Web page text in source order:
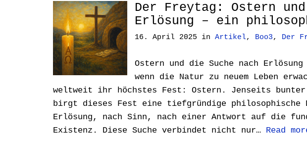
Der Freytag: Ostern
Erlösung – ein
16. April 2025 in Artikel, Boo3, Der
Ostern und die Suche nach
wenn die Natur zu neuem Leben
weltweit ihr höchstes Fest: Ostern. Jenseits
birgt dieses Fest eine tiefgründige philosophische
Erlösung, nach Sinn, nach einer Antwort auf die
Existenz. Diese Suche verbindet nicht nur… Read